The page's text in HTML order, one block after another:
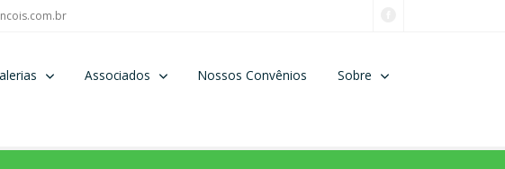
Associados Nossos Convênios Sobre